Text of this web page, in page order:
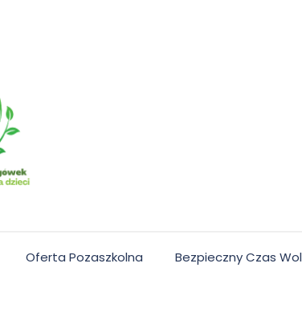
Oferta Pozaszkolna Bezpieczny Czas